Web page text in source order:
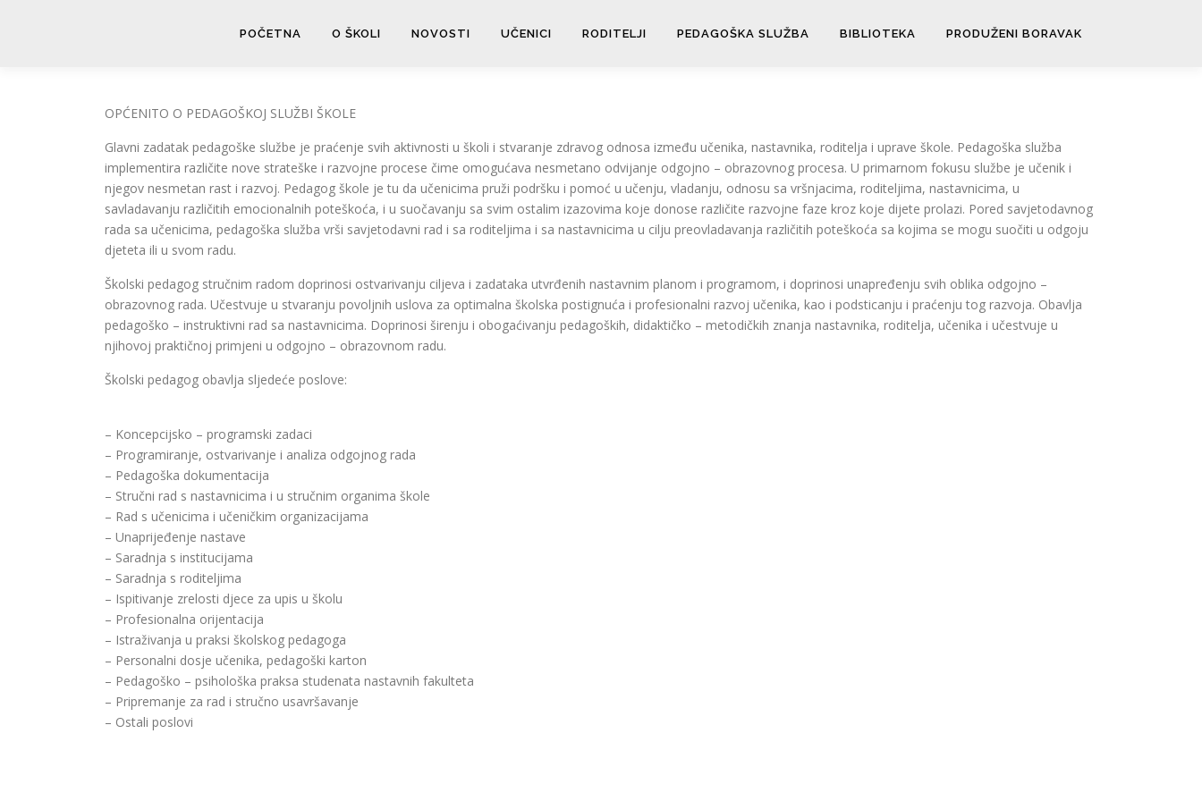
POČETNA O ŠKOLI NOVOSTI UČENICI RODITELJI PEDAGOŠKA SLUŽBA BIBLIOTEKA PRODUŽENI BORAVAK
OPĆENITO O PEDAGOŠKOJ SLUŽBI ŠKOLE
Glavni zadatak pedagoške službe je praćenje svih aktivnosti u školi i stvaranje zdravog odnosa između učenika, nastavnika, roditelja i uprave škole. Pedagoška služba
implementira različite nove strateške i razvojne procese čime omogućava nesmetano odvijanje odgojno – obrazovnog procesa. U primarnom fokusu službe je učenik i
njegov nesmetan rast i razvoj. Pedagog škole je tu da učenicima pruži podršku i pomoć u učenju, vladanju, odnosu sa vršnjacima, roditeljima, nastavnicima, u
savladavanju različitih emocionalnih poteškoća, i u suočavanju sa svim ostalim izazovima koje donose različite razvojne faze kroz koje dijete prolazi. Pored savjetodavnog
rada sa učenicima, pedagoška služba vrši savjetodavni rad i sa roditeljima i sa nastavnicima u cilju preovladavanja različitih poteškoća sa kojima se mogu suočiti u odgoju
djeteta ili u svom radu.
Školski pedagog stručnim radom doprinosi ostvarivanju ciljeva i zadataka utvrđenih nastavnim planom i programom, i doprinosi unapređenju svih oblika odgojno –
obrazovnog rada. Učestvuje u stvaranju povoljnih uslova za optimalna školska postignuća i profesionalni razvoj učenika, kao i podsticanju i praćenju tog razvoja. Obavlja
pedagoško – instruktivni rad sa nastavnicima. Doprinosi širenju i obogaćivanju pedagoških, didaktičko – metodičkih znanja nastavnika, roditelja, učenika i učestvuje u
njihovoj praktičnoj primjeni u odgojno – obrazovnom radu.
Školski pedagog obavlja sljedeće poslove:
– Koncepcijsko – programski zadaci
– Programiranje, ostvarivanje i analiza odgojnog rada
– Pedagoška dokumentacija
– Stručni rad s nastavnicima i u stručnim organima škole
– Rad s učenicima i učeničkim organizacijama
– Unaprijeđenje nastave
– Saradnja s institucijama
– Saradnja s roditeljima
– Ispitivanje zrelosti djece za upis u školu
– Profesionalna orijentacija
– Istraživanja u praksi školskog pedagoga
– Personalni dosje učenika, pedagoški karton
– Pedagoško – psihološka praksa studenata nastavnih fakulteta
– Pripremanje za rad i stručno usavršavanje
– Ostali poslovi